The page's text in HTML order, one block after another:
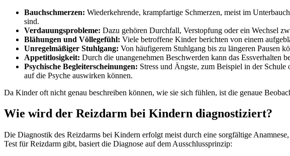
Bauchschmerzen: Wiederkehrende, krampfartige Schmerzen, meist im
sind.
Verdauungsprobleme: Dazu gehören Durchfall, Verstopfung oder ein Wechsel
Blähungen und Völlegefühl: Viele betroffene Kinder berichten von einem
Unregelmäßiger Stuhlgang: Von häufigerem Stuhlgang bis zu längeren Pausen
Appetitlosigkeit: Durch die unangenehmen Beschwerden kann das Essverhalten
Psychische Begleiterscheinungen: Stress und Ängste, zum Beispiel in der
auf die Psyche auswirken können.
Da Kinder oft nicht genau beschreiben können, wie sie sich fühlen, ist die genaue
Wie wird der Reizdarm bei Kindern diagnostiziert?
Die Diagnostik des Reizdarms bei Kindern erfolgt meist durch eine sorgfältige
Test für Reizdarm gibt, basiert die Diagnose auf dem Ausschlussprinzip: